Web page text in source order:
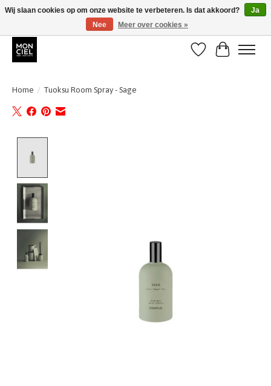
BE + NL : GRATIS VERZENDING van 31/07 t;e.m. 17/8
Verlanglijst
Home / Tuoksu Room Spray - Sage
Wij slaan cookies op om onze website te verbeteren. Is dat akkoord?
Ja
Nee
Meer over cookies »